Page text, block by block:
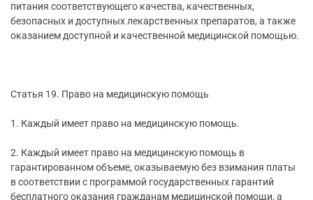
питания соответствующего качества, качественных,
безопасных и доступных лекарственных препаратов, а также
оказанием доступной и качественной медицинской помощью.
Статья 19. Право на медицинскую помощь
1. Каждый имеет право на медицинскую помощь.
2. Каждый имеет право на медицинскую помощь в
гарантированном объеме, оказываемую без взимания платы
в соответствии с программой государственных гарантий
бесплатного оказания гражданам медицинской помощи, а